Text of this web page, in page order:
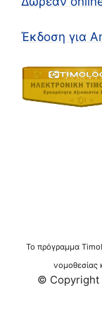
Έκδοση για
Το πρόγραμμα
νομοθεσίας
© Copyright